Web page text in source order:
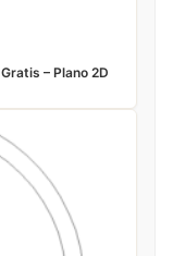
– Plano 2D